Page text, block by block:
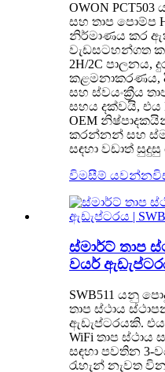
OWON
සහ තාප පොම්ප
නිර්මාණය කර ඇති
වැඩසටහන්ගත
2H/2C පාලනය,
කළමනාකරණය,
සහ ස්වයංක්‍රීය
සහය දක්වයි, එය
OEM
කරන්නන් සහ
සඳහා වඩාත් සුදුසු
විමසීම් යවන්න
ස්මාර්ට් තාප
වයර්
SWB511 යනු
තාප ස්ථාය
ඇඩැප්ටරයකි.
WiFi තාප
සඳහා පවතින 3-
රැහැන් නැවත